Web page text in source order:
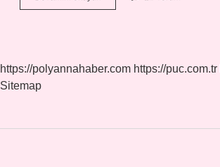
Ne
https://polyannahaber.com https://puc.com.tr
Sitemap